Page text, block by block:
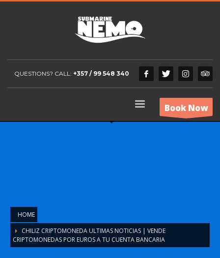
QUESTIONS? CALL: +357 / 99 548 340
Book Now
HOME
CHILIZ CRIPTOMONEDA ULTIMAS NOTICIAS | VENDE
CRIPTOMONEDAS POR EUROS A TU CUENTA BANCARIA